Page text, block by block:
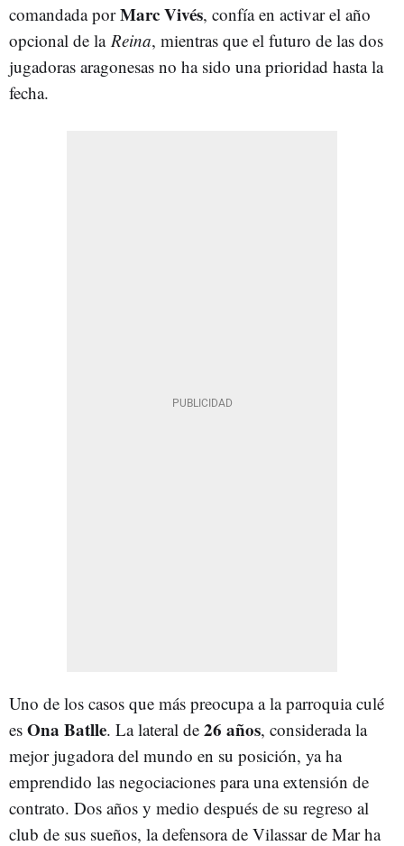
comandada porMarc Vivés, confía en activar el año
opcional de la Reina, mientras que el futuro de las dos
jugadoras aragonesas no ha sido una prioridad hasta la
fecha.
Uno de los casos que más preocupa a la parroquia culé
es Ona Batlle. La lateral de 26 años, considerada la
mejor jugadora del mundo en su posición, ya ha
emprendido las negociaciones para una extensión de
contrato. Dos años y medio después de su regreso al
club de sus sueños, la defensora de Vilassar de Mar ha